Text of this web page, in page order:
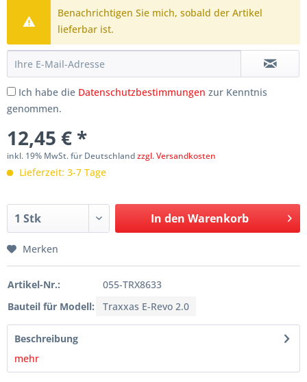
Benachrichtigen Sie mich, sobald der Artikel
lieferbar ist.
Ich habe die Datenschutzbestimmungen zur Kenntnis
genommen.
12,45 € *
inkl. 19% MwSt. für Deutschlandzzgl. Versandkosten
Lieferzeit: 3-7 Tage
In den Warenkorb
Merken
Artikel-Nr.:
055-TRX8633
Bauteil für Modell:
Traxxas E-Revo 2.0
Beschreibung
mehr